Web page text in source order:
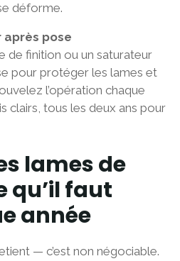
déforme.
après pose
de finition ou un saturateur
pour protéger les lames et
l’opération chaque
clairs, tous les deux ans pour
lames de
qu’il faut
année
— c’est non négociable.